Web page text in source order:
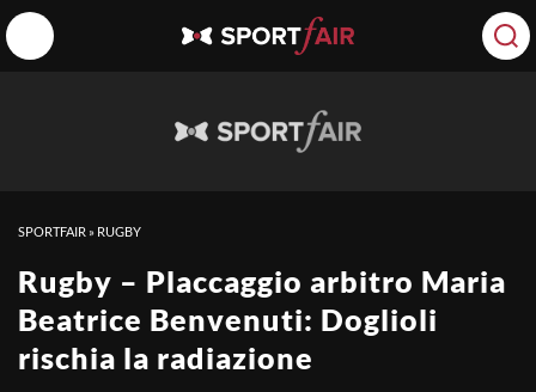
SPORTFAIR » RUGBY
Rugby – Placcaggio arbitro Maria
Beatrice Benvenuti: Doglioli
rischia la radiazione